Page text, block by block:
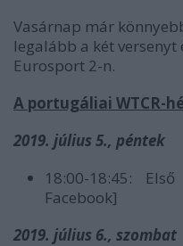
Vasárnap már
legalább a két
Eurosport 2-n.
A portugáliai WTCR-
2019. július 5., péntek
18:00-18:45:
Facebook]
2019. július 6., szombat